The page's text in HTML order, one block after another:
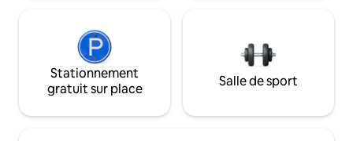
Stationnement
gratuit sur place
Salle de sport